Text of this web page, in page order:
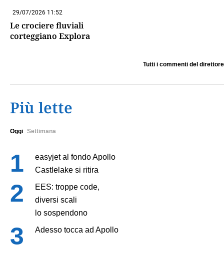
29/07/2026 11:52
Le crociere fluviali
corteggiano Explora
Tutti i commenti del direttore
Più lette
Oggi Settimana
easyjet al fondo Apollo
Castlelake si ritira
EES: troppe code,
diversi scali
lo sospendono
Adesso tocca ad Apollo